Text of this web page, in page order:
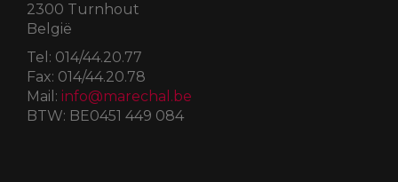
2300 Turnhout
België
Tel: 014/44.20.77
Fax: 014/44.20.78
Mail: info@marechal.be
BTW: BE0451 449 084